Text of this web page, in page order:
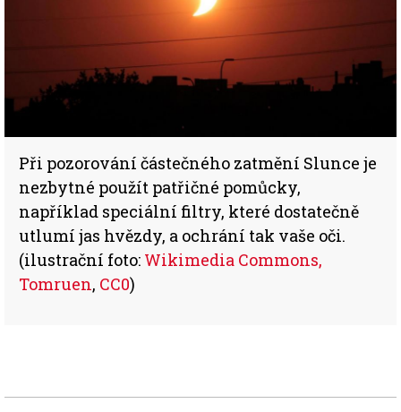
Při pozorování částečného zatmění Slunce je
nezbytné použít patřičné pomůcky,
například speciální filtry, které dostatečně
utlumí jas hvězdy, a ochrání tak vaše oči.
(ilustrační foto: Wikimedia Commons,
Tomruen, CC0)